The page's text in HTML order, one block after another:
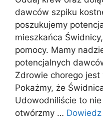
dawców szpiku
poszukujemy
mieszkańca
pomocy. Mamy
potencjalnych
Zdrowie chorego jest
Pokażmy, że
Udowodniliście to
otwórzmy …